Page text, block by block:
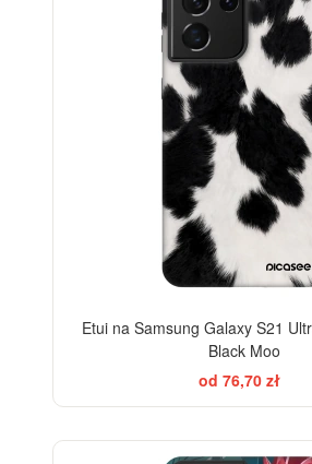
Etui na Samsung Galaxy S21
Black Moo
od 76,70 zł